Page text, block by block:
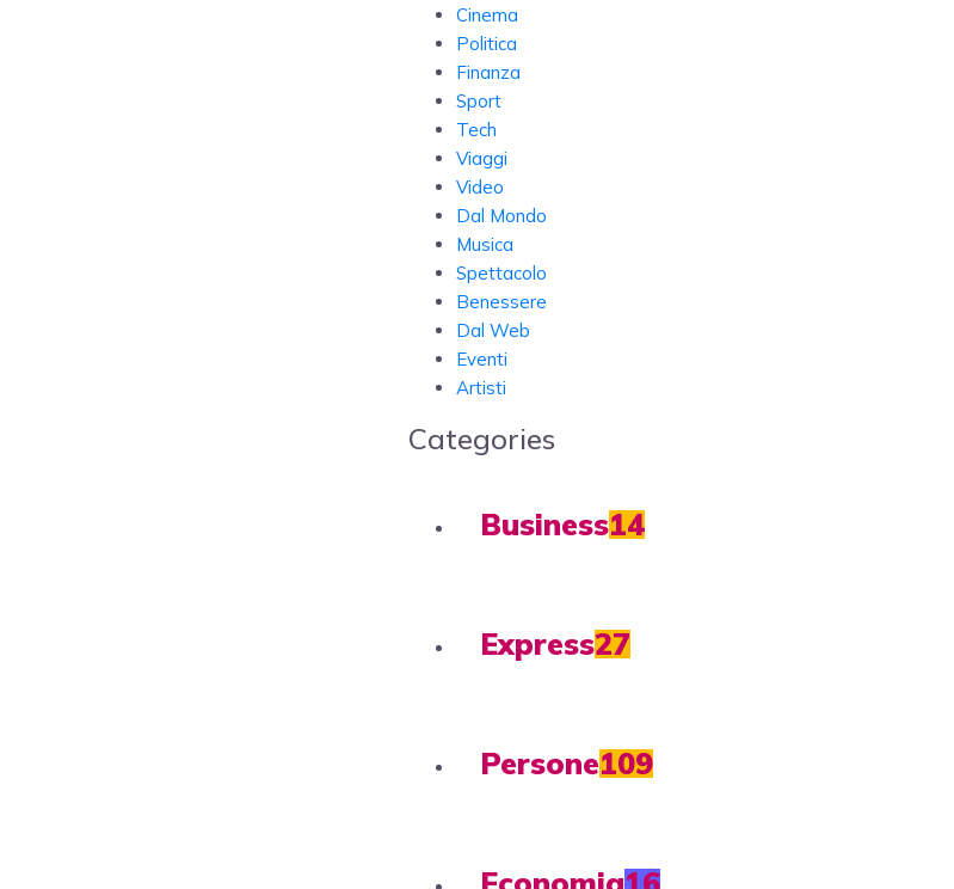
Cinema
Politica
Finanza
Sport
Tech
Viaggi
Video
Dal Mondo
Musica
Spettacolo
Benessere
Dal Web
Eventi
Artisti
Categories
Business14
Express27
Persone109